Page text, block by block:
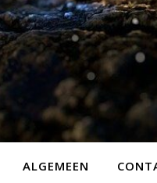
ALGEMEEN